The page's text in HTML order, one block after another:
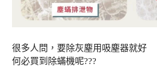
很多人問，要除灰塵用吸塵器就好
何必買到除蟎機呢???